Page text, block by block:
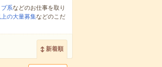
系などのお仕事を取り
の大量募集などのこだ
新着順